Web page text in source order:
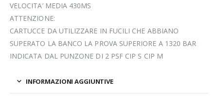
VELOCITA’ MEDIA 430MS
ATTENZIONE:
CARTUCCE DA UTILIZZARE IN FUCILI CHE ABBIANO
SUPERATO LA BANCO LA PROVA SUPERIORE A 1320 BAR
INDICATA DAL PUNZONE DI 2 PSF CIP S CIP M
INFORMAZIONI AGGIUNTIVE